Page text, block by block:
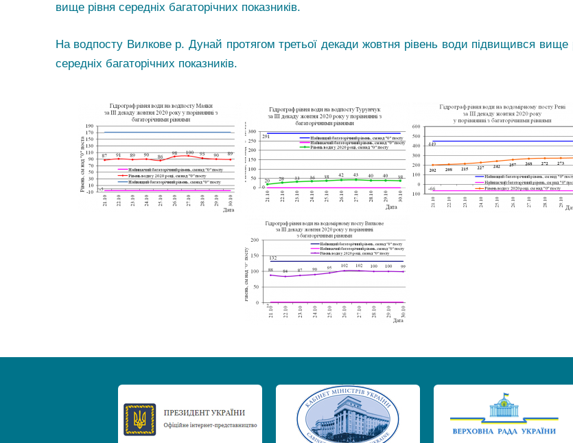
вище рівня середніх багаторічних показників.
На водпосту Вилкове р. Дунай протягом третьої декади жовтня рівень води підвищився вище
середніх багаторічних показників.